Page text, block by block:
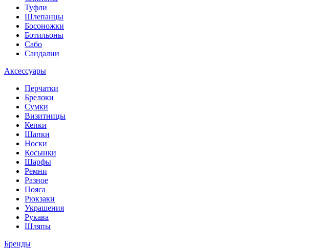
Туфли
Шлепанцы
Босоножки
Ботильоны
Сабо
Сандалии
Аксессуары
Перчатки
Брелоки
Сумки
Визитницы
Кепки
Шапки
Носки
Косынки
Шарфы
Ремни
Разное
Пояса
Рюкзаки
Украшения
Рукава
Шляпы
Бренды